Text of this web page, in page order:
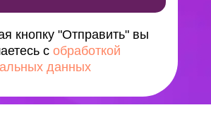
кнопку "Отправить" вы
с обработкой
данных